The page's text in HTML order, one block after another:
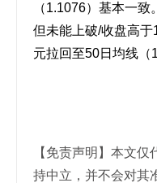
（1.1076）基本一致
但未能上破/收盘高
元拉回至50日均线
【免责声明】本文
持中立，并不会对其